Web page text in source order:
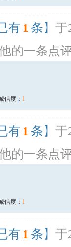
有 1 条】 于
的一条点
信度： 1
有 1 条】 于
的一条点
信度： 1
有 1 条】 于